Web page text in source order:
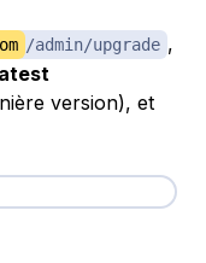
/admin/upgrade ,
version), et